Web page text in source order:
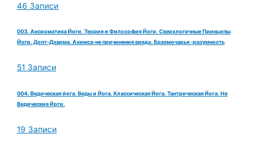
46 Записи
003. Аксиоматика Йоги. Теория и Философия Йоги. Сверхлогичные Принципы
Йоги. Долг-Дхарма. Ахимса-не причинения вреда. Брахмочарья -разумность
51 Записи
004. Ведическая йога. Веды и Йога. Классическая Йога. Тантрическая Йога. Не
Ведические Йоги.
19 Записи